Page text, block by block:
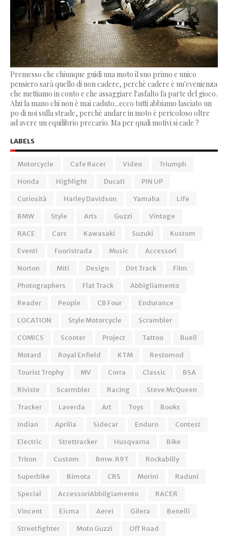
Premesso che chiunque guidi una moto il suo primo e unico
pensiero sarà quello di non cadere, perchè cadere è un'evenienza
che mettiamo in conto e che assaggiare l'asfalto fa parte del gioco.
Alzi la mano chi non è mai caduto...ecco tutti abbiamo lasciato un
po di noi sulla strade, perchè andare in moto è pericoloso oltre
ad avere un equilibrio precario. Ma per quali motivi si cade ?
LABELS
Motorcycle Cafe Racer Video
Triumph
Honda
Highlight Ducati
PIN UP
Curiosità
Harley Davidson Yamaha
Life
BMW
Style Arts Guzzi
Vintage
RACE
Cars Kawasaki Suzuki
Kustom
Eventi
Fuoristrada Music
Accessori
Norton
Miti Design Dirt Track
Film
Photographers
Flat Track
Abbigliamento
Reader
People CB Four
Endurance
LOCATION
Style Motorcycle
Scrambler
COMICS
Scooter Project Tattoo
Buell
Motard
Royal Enfield KTM
Restomod
Tourist Trophy
MV Corra Classic
BSA
Riviste
Scarmbler Racing
Steve McQueen
Tracker
Laverda Art Toys
Books
Indian
Aprilia Sidecar Enduro
Contest
Electric
Strettracker Husqvarna
Bike
Triton
Custom Bmw. R9T
Rockabilly
Superbike
Bimota CRS Morini
Raduni
Special
AccessoriAbbilgiamento
RACER
Vincent
Eicma Aerei Gilera
Benelli
Streetfighter
Moto Guzzi
Off Road